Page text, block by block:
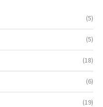
(5)
(5)
(18)
(6)
(19)